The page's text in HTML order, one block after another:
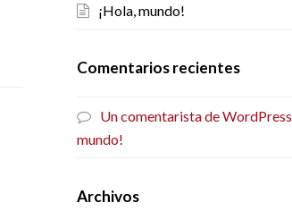
¡Hola, mundo!
Comentarios recientes
Un comentarista de WordPress
mundo!
Archivos